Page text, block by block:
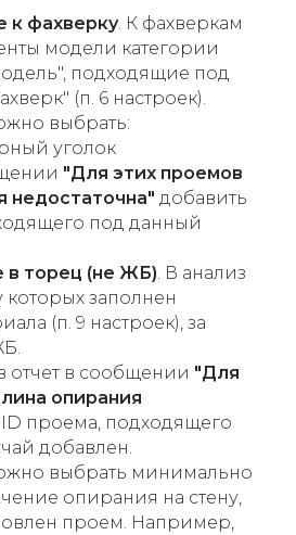
к фахверку. К фахверкам
модели категории
подходящие под
(п. 6 настроек).
выбрать:
уголок
"Для этих проемов
недостаточна" добавить
под данный
в торец (не ЖБ) . В анализ
которых заполнен
(п. 9 настроек), за
отчет в сообщении "Для
опирания
ID проема, подходящего
добавлен.
выбрать минимально
опирания на стену,
проем. Например,